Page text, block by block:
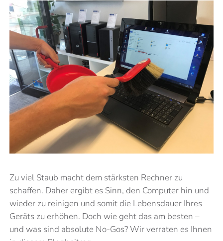
Zu viel Staub macht dem stärksten Rechner zu
schaffen. Daher ergibt es Sinn, den Computer hin und
wieder zu reinigen und somit die Lebensdauer Ihres
Geräts zu erhöhen. Doch wie geht das am besten –
und was sind absolute No-Gos? Wir verraten es Ihnen